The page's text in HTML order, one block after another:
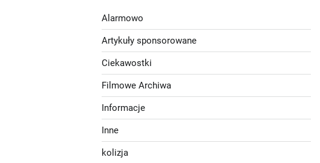
Alarmowo
Artykuły sponsorowane
Ciekawostki
Filmowe Archiwa
Informacje
Inne
kolizja